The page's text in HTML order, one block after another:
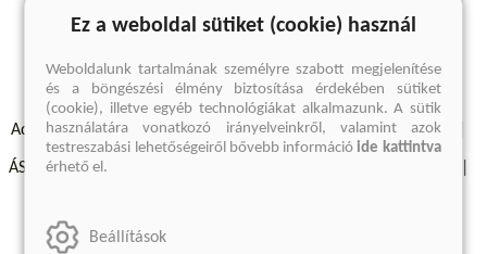
A keresett kifejezésre nincs találat
Adatvédelmi szabályzatok Elállási felmondási nyilatkozat
ÁSZF - Vásárlási feltételek
Szállítási információk
Ez a weboldal sütiket (cookie) használ
Weboldalunk tartalmának személyre szabott megjelenítése
és a böngészési élmény biztosítása érdekében sütiket
(cookie), illetve egyéb technológiákat alkalmazunk. A sütik
használatára vonatkozó irányelveinkről, valamint azok
testreszabási lehetőségeiről bővebb információide kattintva
érhető el.
Beállítások